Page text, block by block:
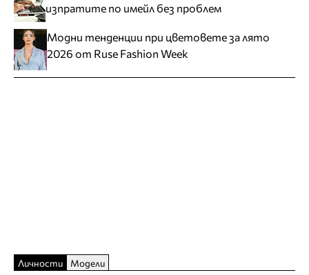
изпратите по имейл без проблем
Модни тенденции при цветовете за лято
2026 от Ruse Fashion Week
Личности Модели